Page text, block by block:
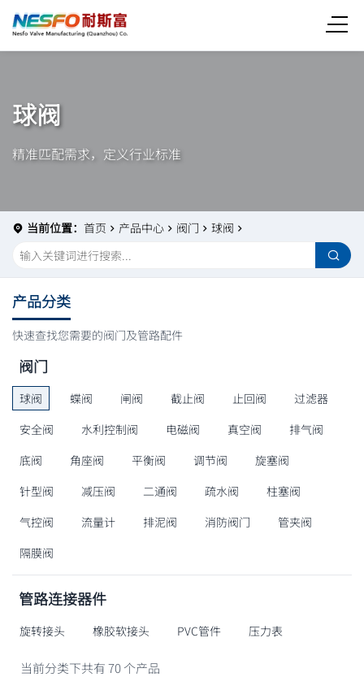
球阀
精准匹配需求，定义行业标准
当前位置： 首页 产品中心 阀门 球阀
产品分类
快速查找您需要的阀门及管路配件
阀门
球阀 蝶阀 闸阀 截止阀 止回阀
过滤器
安全阀
水利控制阀 电磁阀 真空阀
排气阀
底阀
角座阀 平衡阀 调节阀
旋塞阀
针型阀
减压阀 二通阀 疏水阀
柱塞阀
气控阀
流量计 排泥阀 消防阀门
管夹阀
隔膜阀
管路连接器件
旋转接头 橡胶软接头 PVC管件 压力表
当前分类下共有 70 个产品